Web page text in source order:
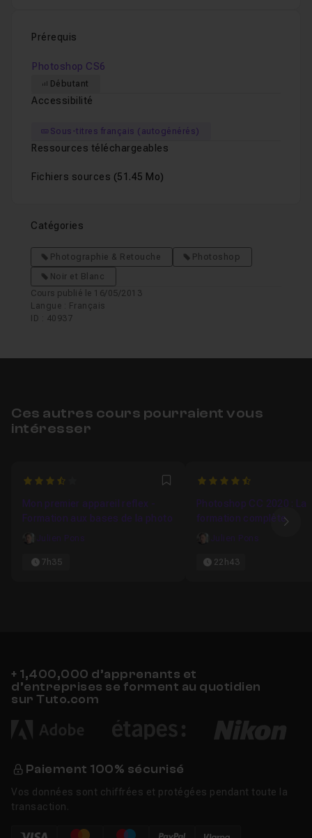
Prérequis
Photoshop CS6
Débutant
Accessibilité
Sous-titres français (autogénérés)
Ressources téléchargeables
Fichiers sources (51.45 Mo)
Catégories
Photographie & Retouche
Photoshop
Noir et Blanc
Cours publié le 16/05/2013
Langue : Français
ID : 40937
Ces autres cours pourraient vous
intéresser
3.3076923076923 Favori
Mon premier appareil reflex -
Formation aux bases de la photo
Julien Pons
7h35
4.7107438016529
Photoshop CC 2020 : La
formation complète
Julien Pons
22h43
+ 1,400,000 d’apprenants et
d’entreprises se forment au quotidien
sur Tuto.com
Paiement 100% sécurisé
Vos données sont chiffrées et protégées pendant toute la
transaction.